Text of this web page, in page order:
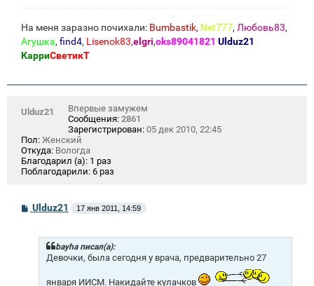
На меня заразно почихали: Bumbastik, Net777, Любовь83,
Агушка, find4, Lisenok83,elgri,oks89041821 Ulduz21
КарриСветикТ
Ulduz21
Впервые замужем
Сообщения: 2861
Зарегистрирован: 05 дек 2010, 22:45
Пол: Женский
Откуда: Вологда
Благодарил (а): 1 раз
Поблагодарили: 6 раз
СUlduz21 17 янв 2011, 14:59
bayha писал(а):
Девочки, была сегодня у врача, предварительно 27
января ИИСМ. Накидайте кулачков